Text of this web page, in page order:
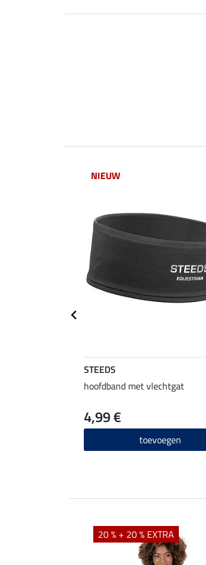
NIEUW
STEEDS
hoofdband met vlechtgat
4,99 €
toevoegen
20 % + 20 % EXTRA